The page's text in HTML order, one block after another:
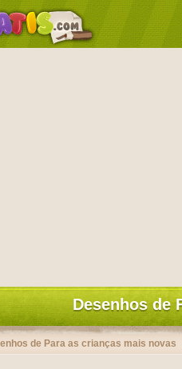
Desenhos de
de Para as crianças mais novas